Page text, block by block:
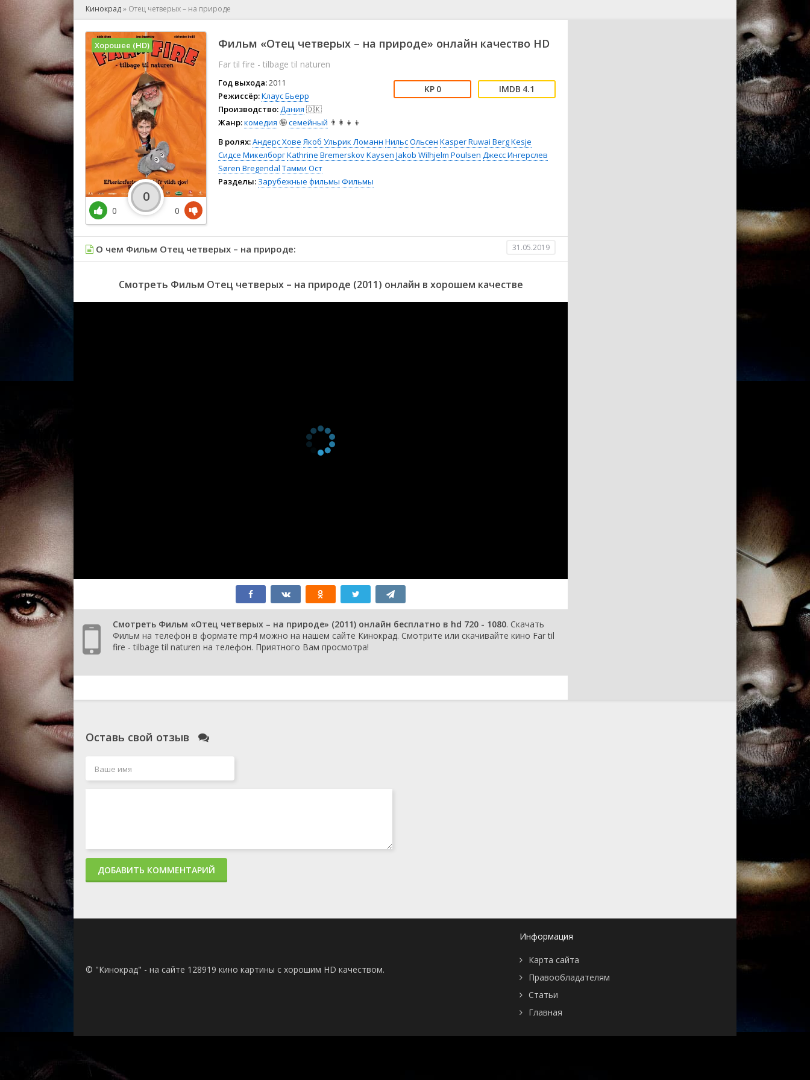
🕺 Мюзикл
👨‍💼 Новости
🎒 Приключения
👨‍💻 Реальное тв
🎤 Ток-шоу
😱 Ужасы
🧙‍♀️ Фантастика
🤠 Фильм-нуар
🧝‍♂️ Фэнтези
🏅 Церемония
Кинокрад» Отец четверых – на природе
Фильм «Отец четверых – на природе» онлайн качество HD
Far til fire - tilbage til naturen
Год выхода:2011
Режиссёр:Клаус Бьерр
Производство:Дания 🇩🇰
Жанр:комедия 🤪семейный 👨‍👩‍👧‍👦
0 4.1
В ролях:Андерс Хове Якоб Ульрик Ломанн Нильс Ольсен Kasper Ruwai Berg Kesje
Сидсе МикелборгKathrine Bremerskov Kaysen Jakob Wilhjelm Poulsen Джесс Ингерслев
Søren Bregendal Тамми Ост
Разделы: Зарубежные фильмы Фильмы
Хорошее (HD)
0
0
0
О чем Фильм Отец четверых – на природе: 31.05.2019
Смотреть Фильм Отец четверых – на природе (2011) онлайн в хорошем качестве
Смотреть Фильм «Отец четверых – на природе» (2011) онлайн бесплатно в hd 720 - 1080. Скачать
Фильм на телефон в формате mp4 можно на нашем сайте Кинокрад. Смотрите или скачивайте кино Far til
fire - tilbage til naturen на телефон. Приятного Вам просмотра!
Оставь свой отзыв
ДОБАВИТЬ КОММЕНТАРИЙ
© "Кинокрад" - на сайте 128919 кино картины с хорошим HD качеством.
Информация
Карта сайта
Правообладателям
Статьи
Главная